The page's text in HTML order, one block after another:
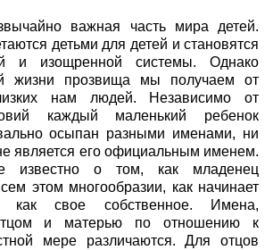
важная часть мира детей.
детьми для детей и становятся
и изощренной системы. Однако
жизни прозвища мы получаем от
нам людей. Независимо от
каждый маленький ребенок
осыпан разными именами, ни
является его официальным именем.
известно о том, как младенец
этом многообразии, как начинает
как свое собственное. Имена,
и матерью по отношению к
мере различаются. Для отцов